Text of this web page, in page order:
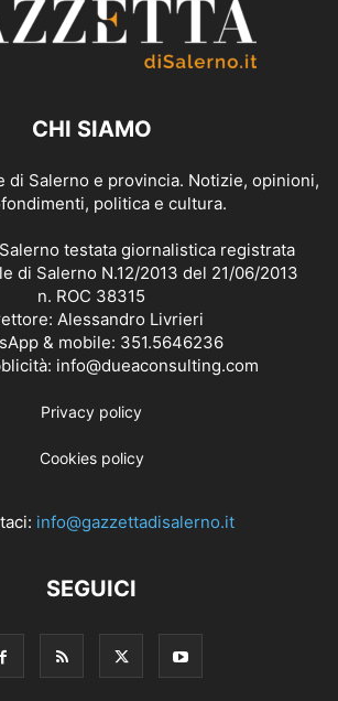
CHI SIAMO
di Salerno e provincia. Notizie, opinioni,
politica e cultura.
testata giornalistica registrata
di Salerno N.12/2013 del 21/06/2013
n. ROC 38315
Alessandro Livrieri
& mobile: 351.5646236
info@dueaconsulting.com
Privacy policy
Cookies policy
info@gazzettadisalerno.it
SEGUICI